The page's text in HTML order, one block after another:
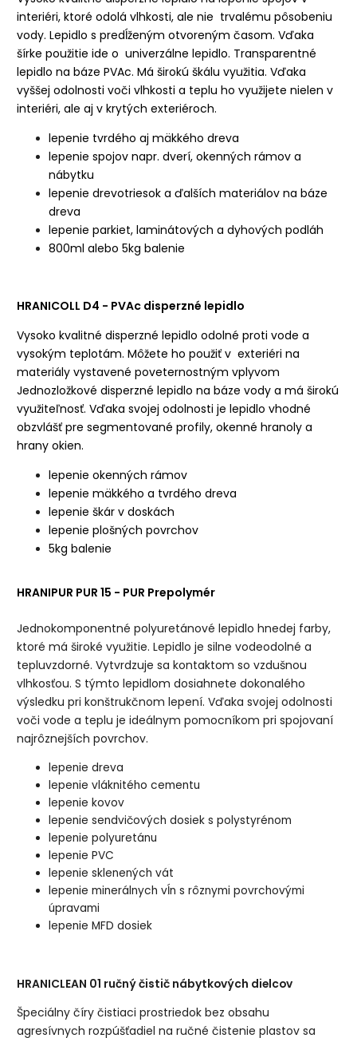
interiéri, ktoré odolá vlhkosti, ale nie trvalému pôsobeniu
vody. Lepidlo s predĺženým otvoreným časom. Vďaka
šírke použitie ide o univerzálne lepidlo. Transparentné
lepidlo na báze PVAc. Má širokú škálu využitia. Vďaka
vyššej odolnosti voči vlhkosti a teplu ho využijete nielen v
interiéri, ale aj v krytých exteriéroch.
lepenie tvrdého aj mäkkého dreva
lepenie spojov napr. dverí, okenných rámov a
nábytku
lepenie drevotriesok a ďalších materiálov na báze
dreva
lepenie parkiet, laminátových a dyhových podláh
800ml alebo 5kg balenie
HRANICOLL D4 - PVAc disperzné lepidlo
Vysoko kvalitné disperzné lepidlo odolné proti vode a
vysokým teplotám. Môžete ho použiť v exteriéri na
materiály vystavené poveternostným vplyvom
Jednozložkové disperzné lepidlo na báze vody a má širokú
využiteľnosť. Vďaka svojej odolnosti je lepidlo vhodné
obzvlášť pre segmentované profily, okenné hranoly a
hrany okien.
lepenie okenných rámov
lepenie mäkkého a tvrdého dreva
lepenie škár v doskách
lepenie plošných povrchov
5kg balenie
HRANIPUR PUR 15 - PUR Prepolymér
Jednokomponentné polyuretánové lepidlo hnedej farby,
ktoré má široké využitie. Lepidlo je silne vodeodolné a
tepluvzdorné. Vytvrdzuje sa kontaktom so vzdušnou
vlhkosťou. S týmto lepidlom dosiahnete dokonalého
výsledku pri konštrukčnom lepení. Vďaka svojej odolnosti
voči vode a teplu je ideálnym pomocníkom pri spojovaní
najrôznejších povrchov.
lepenie dreva
lepenie vláknitého cementu
lepenie kovov
lepenie sendvičových dosiek s polystyrénom
lepenie polyuretánu
lepenie PVC
lepenie sklenených vát
lepenie minerálnych vĺn s rôznymi povrchovými
úpravami
lepenie MFD dosiek
HRANICLEAN 01 ručný čistič nábytkových dielcov
Špeciálny číry čistiaci prostriedok bez obsahu
agresívnych rozpúšťadiel na ručné čistenie plastov sa